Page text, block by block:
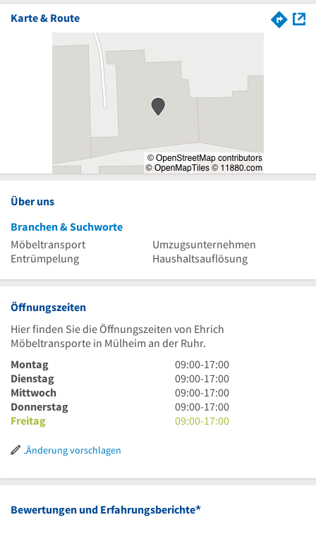
Karte & Route
Über uns
Branchen & Suchworte
Möbeltransport
Umzugsunternehmen
Entrümpelung
Haushaltsauflösung
Öffnungszeiten
Hier finden Sie die Öffnungszeiten von Ehrich
Möbeltransporte in Mülheim an der Ruhr.
Montag
9
Uhr
bis
17
Uhr
09:00-17:00
Dienstag
9
Uhr
bis
17
09:00-17:00
Mittwoch
9
Uhr
bis
09:00-17:00
Donnerstag
9
Uhr
09:00-17:00
Freitag
9
Uhr
09:00-17:00
Änderung vorschlagen
Bewertungen und Erfahrungsberichte*